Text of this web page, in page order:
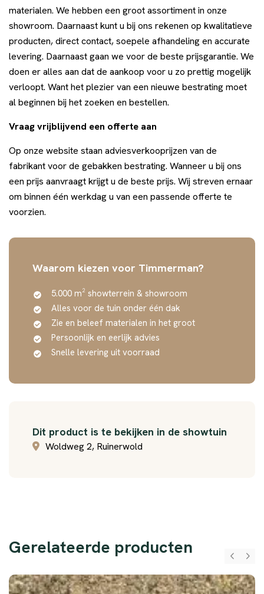
materialen. We hebben een groot assortiment in onze
showroom. Daarnaast kunt u bij ons rekenen op kwalitatieve
producten, direct contact, soepele afhandeling en accurate
levering. Daarnaast gaan we voor de beste prijsgarantie. We
doen er alles aan dat de aankoop voor u zo prettig mogelijk
verloopt. Want het plezier van een nieuwe bestrating moet
al beginnen bij het zoeken en bestellen.
Vraag vrijblijvend een offerte aan
Op onze website staan adviesverkooprijzen van de
fabrikant voor de gebakken bestrating. Wanneer u bij ons
een prijs aanvraagt krijgt u de beste prijs. Wij streven ernaar
om binnen één werkdag u van een passende offerte te
voorzien.
Waarom kiezen voor Timmerman?
5.000 m² showterrein & showroom
Alles voor de tuin onder één dak
Zie en beleef materialen in het groot
Persoonlijk en eerlijk advies
Snelle levering uit voorraad
Dit product is te bekijken in de showtuin
Woldweg 2, Ruinerwold
Gerelateerde producten